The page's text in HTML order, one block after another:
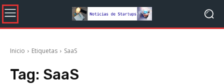
Inicio Etiquetas SaaS
Tag: SaaS